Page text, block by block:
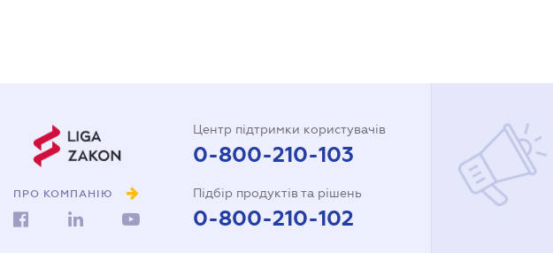
ПРО КОМПАНІЮ
Центр підтримки користувачів
0-800-210-103
Підбір продуктів та рішень
0-800-210-102